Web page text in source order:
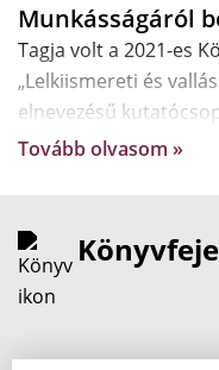
Munkásságáról
Tagja volt a 2021-es
„Lelkiismereti és
elnevezésű
Tovább olvasom »